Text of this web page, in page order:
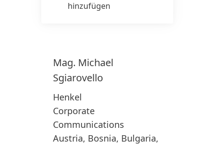
hinzufügen
Mag. Michael
Sgiarovello
Henkel
Corporate
Communications
Austria, Bosnia, Bulgaria,